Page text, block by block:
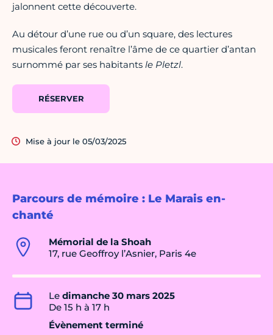
Parcours de mémoire : Le Marais en-
chanté
Mémorial de la Shoah
17, rue Geoffroy l’Asnier, Paris 4e
Le dimanche 30 mars 2025
De 15 h à 17 h
Évènement terminé
jalonnent cette découverte.
Au détour d’une rue ou d’un square, des lectures
musicales feront renaître l’âme de ce quartier d’antan
surnommé par ses habitants le Pletzl.
RÉSERVER
Mise à jour le 05/03/2025